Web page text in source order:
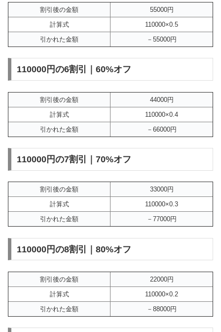
割引後の金額
55000円
計算式
110000×0.5
引かれた金額
－55000円
110000円の6割引｜60%オフ
割引後の金額
44000円
計算式
110000×0.4
引かれた金額
－66000円
110000円の7割引｜70%オフ
割引後の金額
33000円
計算式
110000×0.3
引かれた金額
－77000円
110000円の8割引｜80%オフ
割引後の金額
22000円
計算式
110000×0.2
引かれた金額
－88000円